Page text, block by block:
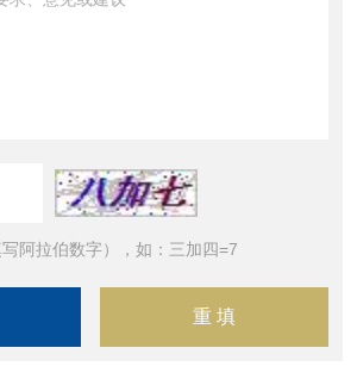
阿拉伯数字），如：三加四=7